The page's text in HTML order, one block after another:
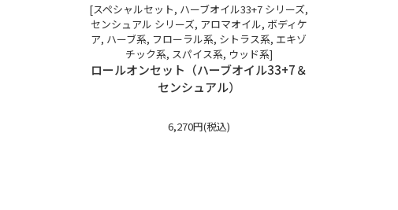
[スペシャルセット, ハーブオイル33+7 シリーズ,
センシュアル シリーズ, アロマオイル, ボディケ
ア, ハーブ系, フローラル系, シトラス系, エキゾ
チック系, スパイス系, ウッド系]
ロールオンセット（ハーブオイル33+7＆
センシュアル）
6,270円(税込)